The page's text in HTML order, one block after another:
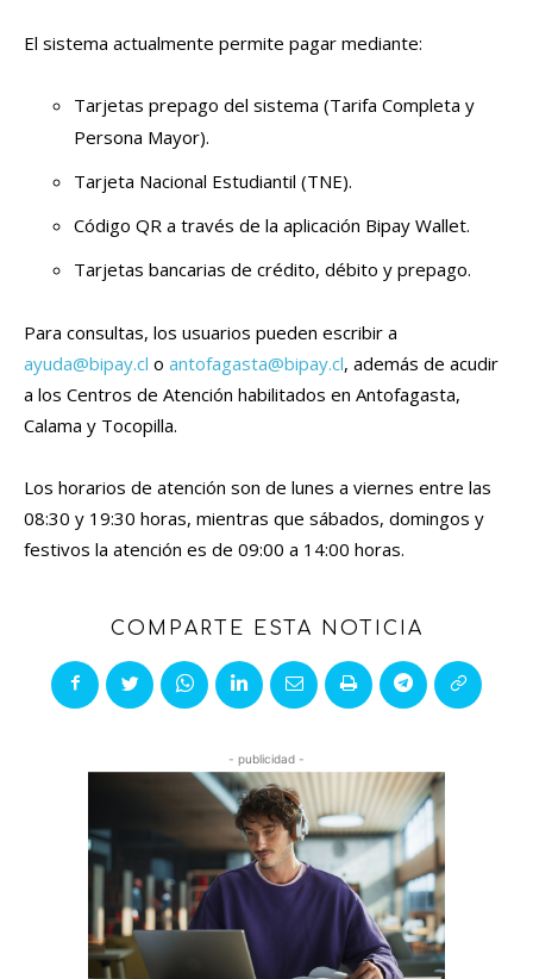
El sistema actualmente permite pagar mediante:
Tarjetas prepago del sistema (Tarifa Completa y
Persona Mayor).
Tarjeta Nacional Estudiantil (TNE).
Código QR a través de la aplicación Bipay Wallet.
Tarjetas bancarias de crédito, débito y prepago.
Para consultas, los usuarios pueden escribir a
ayuda@bipay.cl o antofagasta@bipay.cl, además de acudir
a los Centros de Atención habilitados en Antofagasta,
Calama y Tocopilla.
Los horarios de atención son de lunes a viernes entre las
08:30 y 19:30 horas, mientras que sábados, domingos y
festivos la atención es de 09:00 a 14:00 horas.
COMPARTE ESTA NOTICIA
- publicidad -